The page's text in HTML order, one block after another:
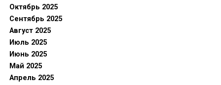
Октябрь 2025
Сентябрь 2025
Август 2025
Июль 2025
Июнь 2025
Май 2025
Апрель 2025